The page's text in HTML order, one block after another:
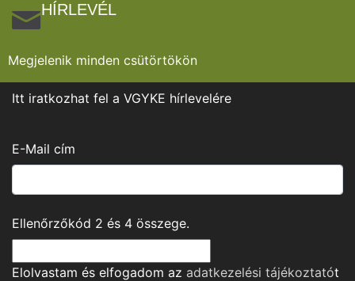
HÍRLEVÉL
Megjelenik minden csütörtökön
Itt iratkozhat fel a VGYKE hírlevelére
E-Mail cím
Ellenőrzőkód 2 és 4 összege.
Elolvastam és elfogadom az adatkezelési tájékoztatót